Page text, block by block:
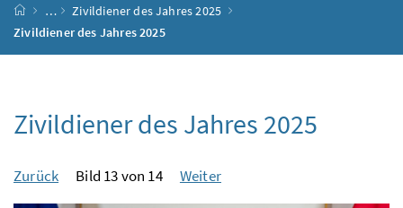
Startseite
…
Zivildiener des Jahres 2025
Zivildiener des Jahres 2025
Zivildiener des Jahres 2025
Zurück Bild 13 von 14 Weiter